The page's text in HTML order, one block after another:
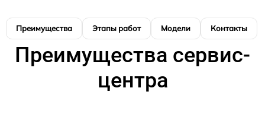
Преимущества Этапы работ Модели Контакты
Преимущества сервис-
центра